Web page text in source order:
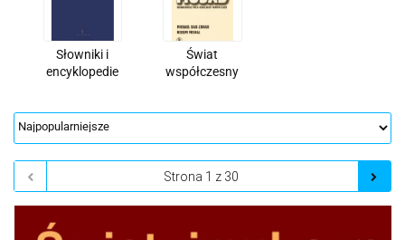
Słowniki i
encyklopedie
Świat
współczesny